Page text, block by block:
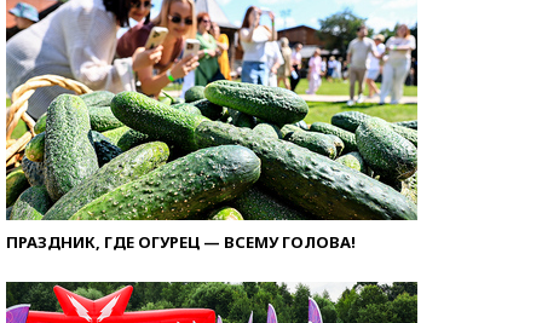
ПРАЗДНИК, ГДЕ ОГУРЕЦ — ВСЕМУ ГОЛОВА!